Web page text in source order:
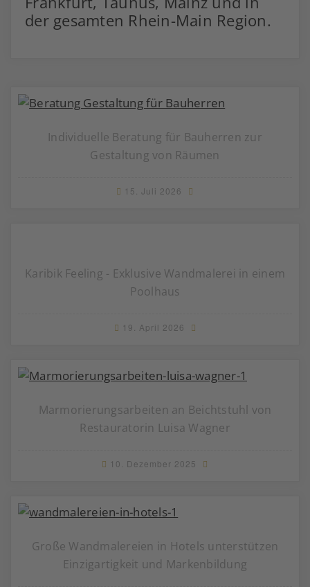
der gesamten Rhein-Main Region.
Individuelle Beratung für Bauherren zur
Gestaltung von Räumen
15. Juli 2026
Karibik Feeling - Exklusive Wandmalerei in einem
Poolhaus
19. April 2026
Marmorierungsarbeiten an Beichtstuhl von
Restauratorin Luisa Wagner
10. Dezember 2025
Große Wandmalereien in Hotels unterstützen
Einzigartigkeit und Markenbildung